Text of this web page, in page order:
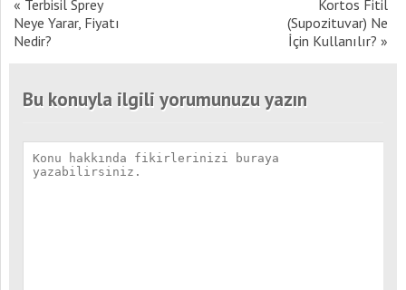
« Terbisil Sprey
Neye Yarar, Fiyatı
Nedir?
Kortos Fitil
(Supozituvar) Ne
İçin Kullanılır? »
Bu konuyla ilgili yorumunuzu yazın